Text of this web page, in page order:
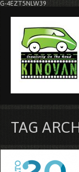
G-4EZT5NLW39
TAG